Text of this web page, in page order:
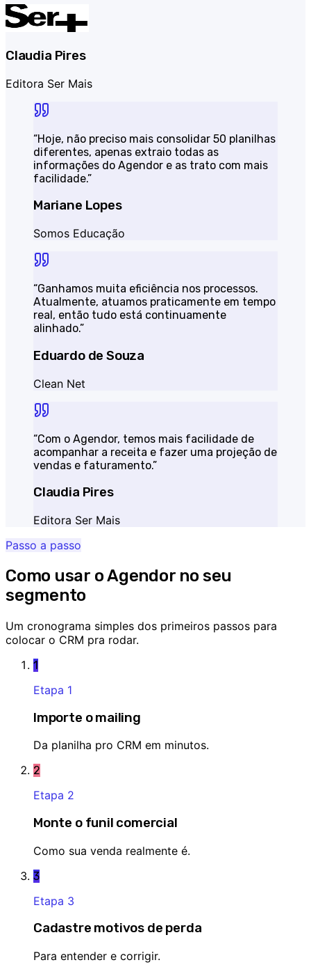
Claudia Pires
Editora Ser Mais
“Hoje, não preciso mais consolidar 50 planilhas
diferentes, apenas extraio todas as
informações do Agendor e as trato com mais
facilidade.”
Mariane Lopes
Somos Educação
“Ganhamos muita eficiência nos processos.
Atualmente, atuamos praticamente em tempo
real, então tudo está continuamente
alinhado.”
Eduardo de Souza
Clean Net
“Com o Agendor, temos mais facilidade de
acompanhar a receita e fazer uma projeção de
vendas e faturamento.”
Claudia Pires
Editora Ser Mais
Passo a passo
Como usar o Agendor no seu
segmento
Um cronograma simples dos primeiros passos para
colocar o CRM pra rodar.
1
Etapa 1
Importe o mailing
Da planilha pro CRM em minutos.
2
Etapa 2
Monte o funil comercial
Como sua venda realmente é.
3
Etapa 3
Cadastre motivos de perda
Para entender e corrigir.